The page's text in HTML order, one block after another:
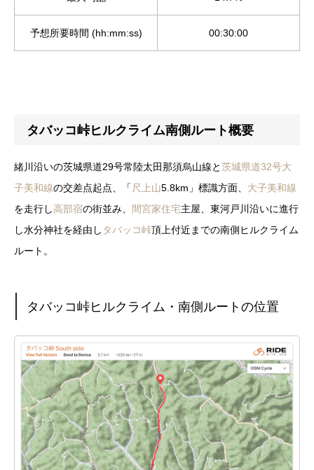
予想所要時間 (hh:mm:ss) 00:30:00
タバッコ峠ヒルクライム南側ルート概要
緒川沿いの茨城県道29号常陸太田那須烏山線と茨城県道32号大
子美和線の交差点起点、「 尺上山5.8km」標識方面、 大子美和線
を走行し高部宿の街並み、 間宮家住宅主屋、東河戸川沿いに進行
し水分神社を経由し タバッコ峠頂上付近までの南側ヒルクライム
ルート。
タバッコ峠ヒルクライム・南側ルートの位置